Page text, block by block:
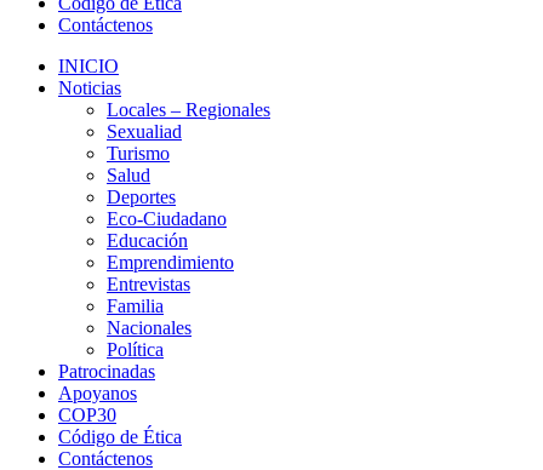
Contáctenos
INICIO
Noticias
Locales – Regionales
Sexualiad
Turismo
Salud
Deportes
Eco-Ciudadano
Educación
Emprendimiento
Entrevistas
Familia
Nacionales
Política
Patrocinadas
Apoyanos
COP30
Código de Ética
Contáctenos